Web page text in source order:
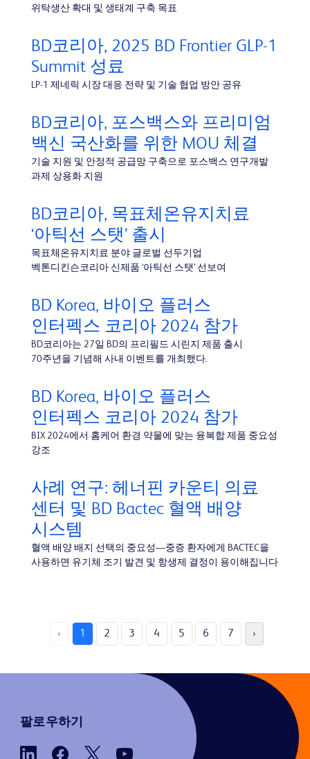
위탁생산 확대 및 생태계 구축 목표
BD코리아, 2025 BD Frontier GLP-1
Summit 성료
LP-1 제네릭 시장 대응 전략 및 기술 협업 방안 공유
BD코리아, 포스백스와 프리미엄
백신 국산화를 위한 MOU 체결
기술 지원 및 안정적 공급망 구축으로 포스백스 연구개발
과제 상용화 지원
BD코리아, 목표체온유지치료
‘아틱선 스탯’ 출시
목표체온유지치료 분야 글로벌 선두기업
벡톤디킨슨코리아 신제품 ‘아틱선 스탯’ 선보여
BD Korea, 바이오 플러스
인터펙스 코리아 2024 참가
BD코리아는 27일 BD의 프리필드 시린지 제품 출시
70주년을 기념해 사내 이벤트를 개최했다.
BD Korea, 바이오 플러스
인터펙스 코리아 2024 참가
BIX 2024에서 홈케어 환경 약물에 맞는 융복합 제품 중요성
강조
사례 연구: 헤너핀 카운티 의료
센터 및 BD Bactec 혈액 배양
시스템
혈액 배양 배지 선택의 중요성—중증 환자에게 BACTEC을
사용하면 유기체 조기 발견 및 항생제 결정이 용이해집니다
‹ 1 2 3 4 5 6 7 ›
팔로우하기